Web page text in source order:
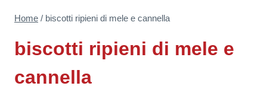
Home / biscotti ripieni di mele e cannella
biscotti ripieni di mele e
cannella